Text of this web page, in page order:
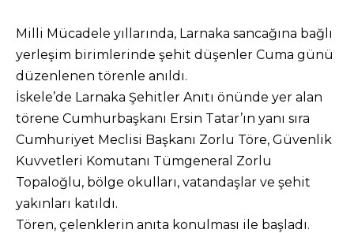
Milli Mücadele yıllarında, Larnaka sancağına bağlı
yerleşim birimlerinde şehit düşenler Cuma günü
düzenlenen törenle anıldı.
İskele’de Larnaka Şehitler Anıtı önünde yer alan
törene Cumhurbaşkanı Ersin Tatar’ın yanı sıra
Cumhuriyet Meclisi Başkanı Zorlu Töre, Güvenlik
Kuvvetleri Komutanı Tümgeneral Zorlu
Topaloğlu, bölge okulları, vatandaşlar ve şehit
yakınları katıldı.
Tören, çelenklerin anıta konulması ile başladı.